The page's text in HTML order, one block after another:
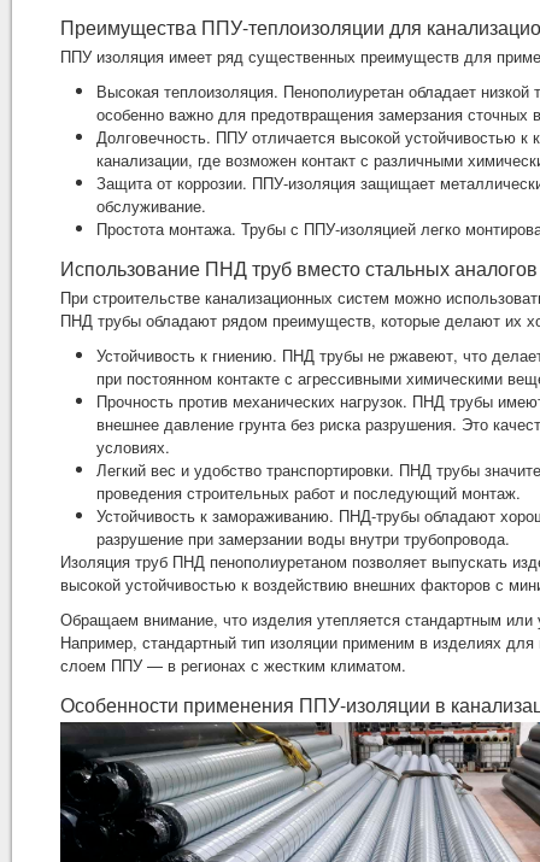
Преимущества ППУ-теплоизоляции для
ППУ изоляция имеет ряд существенных преимуществ для
Высокая теплоизоляция. Пенополиуретан обладает
особенно важно для предотвращения замерзания сточных
Долговечность. ППУ отличается высокой устойчивостью
канализации, где возможен контакт с различными
Защита от коррозии. ППУ-изоляция защищает
обслуживание.
Простота монтажа. Трубы с ППУ-изоляцией легко
Использование ПНД труб вместо стальных
При строительстве канализационных систем можно
ПНД трубы обладают рядом преимуществ, которые делают их
Устойчивость к гниению. ПНД трубы не ржавеют, что
при постоянном контакте с агрессивными химическими
Прочность против механических нагрузок. ПНД трубы
внешнее давление грунта без риска разрушения. Это
условиях.
Легкий вес и удобство транспортировки. ПНД трубы
проведения строительных работ и последующий монтаж.
Устойчивость к замораживанию. ПНД-трубы обладают
разрушение при замерзании воды внутри трубопровода.
Изоляция труб ПНД пенополиуретаном позволяет выпускать
высокой устойчивостью к воздействию внешних факторов с
Обращаем внимание, что изделия утепляется стандартным
Например, стандартный тип изоляции применим в изделиях
слоем ППУ — в регионах с жестким климатом.
Особенности применения ППУ-изоляции в